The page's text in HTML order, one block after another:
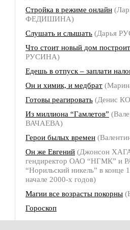
Стройка в режиме онлайн
ФЕДИШИНА)
Слушать и слышать (Дарья
Что стоит новый дом
РУСИНА)
Едешь в отпуск – заплати
Он и химик, и медбрат
Готовы реагировать (Денис
Из миллиона “Гамлетов”
ВАЧАЕВА)
Герои былых времен
Он же Евгений (Джонсон
гендиректор ОАО “НГМК” и
“Норильский никель” в конце
начале 2000-х годов)
Магии все возрасты покорны
Гороскоп